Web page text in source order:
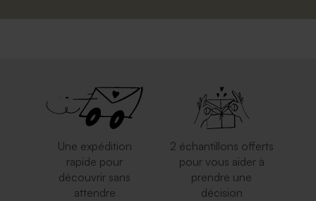
Une expédition
rapide pour
découvrir sans
attendre
2 échantillons offerts
pour vous aider à
prendre une
décision